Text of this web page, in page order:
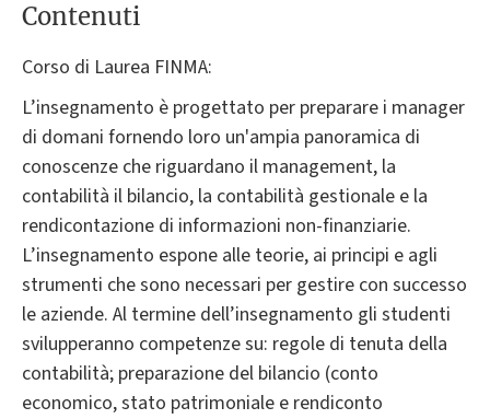
Contenuti
Corso di Laurea FINMA:
L’insegnamento è progettato per preparare i manager
di domani fornendo loro un'ampia panoramica di
conoscenze che riguardano il management, la
contabilità il bilancio, la contabilità gestionale e la
rendicontazione di informazioni non-finanziarie.
L’insegnamento espone alle teorie, ai principi e agli
strumenti che sono necessari per gestire con successo
le aziende. Al termine dell’insegnamento gli studenti
svilupperanno competenze su: regole di tenuta della
contabilità; preparazione del bilancio (conto
economico, stato patrimoniale e rendiconto